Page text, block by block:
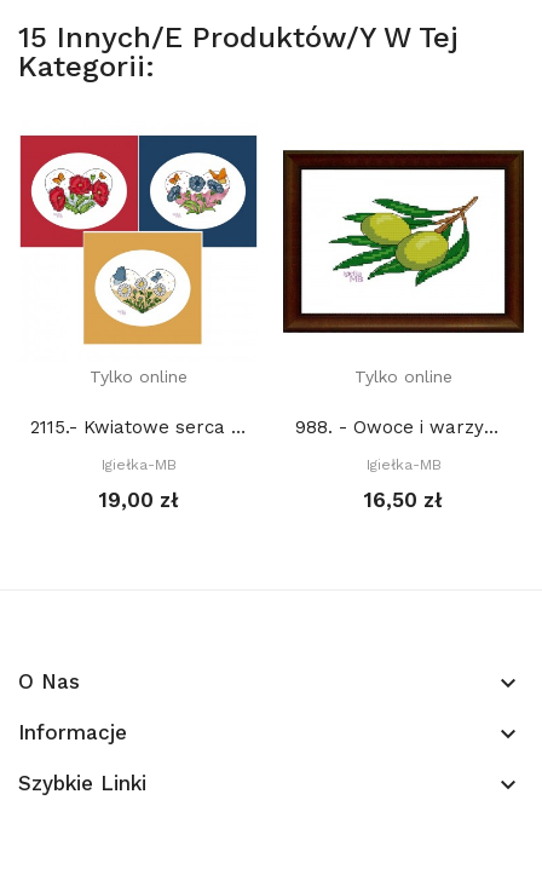
15 Innych/e Produktów/y W Tej
Kategorii:
Tylko online
2115.- Kwiatowe serca (PDF)
Igiełka-MB
19,00 zł
Tylko online
988. - Owoce i warzywa. Oliwki (PDF)
Igiełka-MB
16,50 zł
O Nas keyboard_arrow_down
Informacje keyboard_arrow_down
Szybkie Linki keyboard_arrow_down